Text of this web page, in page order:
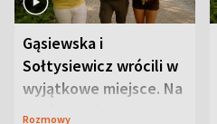
Gąsiewska i
Sołtysiewicz wrócili w
wyjątkowe miejsce. Na
szlaku czekał
Rozmowy